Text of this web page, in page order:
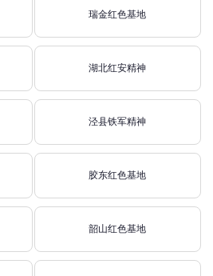
瑞金红色基地
湖北红安精神
泾县铁军精神
胶东红色基地
韶山红色基地